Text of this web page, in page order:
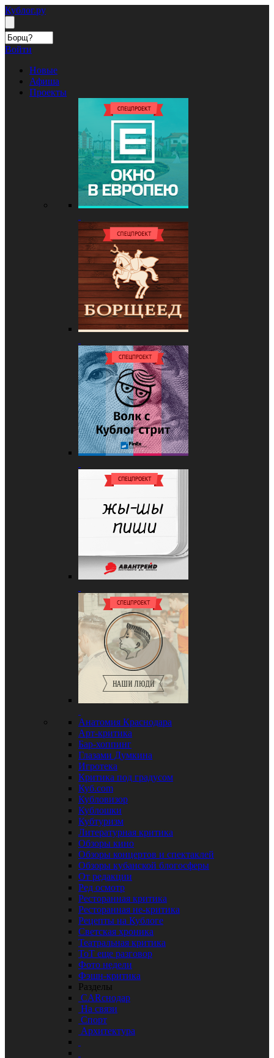
Кублог.ру
Войти
Новые
Афиша
Проекты
Анатомия Краснодара
Арт-критика
Бар-хоппинг
Глазами Думкина
Игротека
Критика под градусом
Куб.com
Кубловизор
Кублошки
Кубтуризм
Литературная критика
Обзоры кино
Обзоры концертов и спектаклей
Обзоры кубанской блогосферы
От редакции
Ред осмотр
Ресторанная критика
Ресторанная не-критика
Рецепты на Кублоге
Светская хроника
Театральная критика
ТоТ еще разговор
Фото недели
Фэшн-критика
Разделы
CARснодар
На связи
Спорт
Архитектура